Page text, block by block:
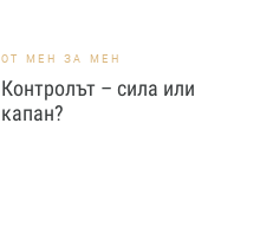
ОТ МЕН ЗА МЕН
Контролът – сила или
капан?